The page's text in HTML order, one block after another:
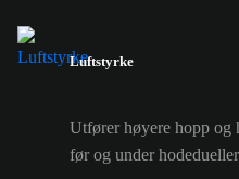
Luftstyrke
Utfører høyere hopp og
før og under